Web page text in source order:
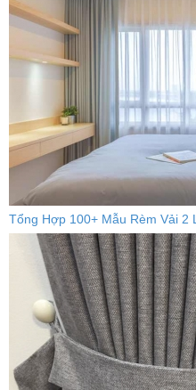
Tổng Hợp 100+ Mẫu Rèm Vải 2